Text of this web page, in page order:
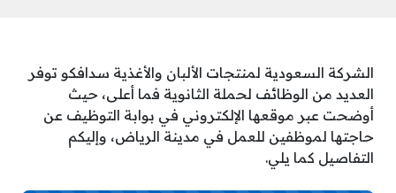
الشركة السعودية لمنتجات الألبان والأغذية سدافكو توفر
العديد من الوظائف لحملة الثانوية فما أعلى، حيث
أوضحت عبر موقعها الإلكتروني في بوابة التوظيف عن
حاجتها لموظفين للعمل في مدينة الرياض، وإليكم
التفاصيل كما يلي.